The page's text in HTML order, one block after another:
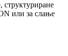
структуриране
или за слање